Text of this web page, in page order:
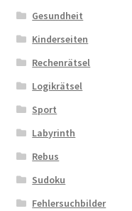
Gesundheit
Kinderseiten
Rechenrätsel
Logikrätsel
Sport
Labyrinth
Rebus
Sudoku
Fehlersuchbilder